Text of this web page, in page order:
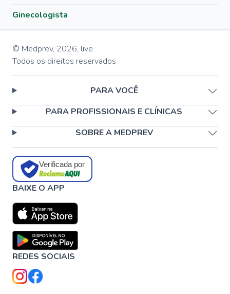
Ginecologista
© Medprev, 2026, live
Todos os direitos reservados
PARA VOCÊ
PARA PROFISSIONAIS E CLÍNICAS
SOBRE A MEDPREV
Verificada por
BAIXE O APP
REDES SOCIAIS